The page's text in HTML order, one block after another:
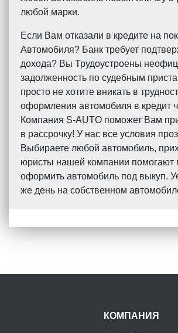
любой марки.
Если Вам отказали в кредите на
Автомобиля? Банк требует
дохода? Вы Трудоустроены
задолженность по судебным
просто не хотите вникать в
оформления автомобиля в кредит
Компания S-AUTO поможет Вам
в рассрочку! У нас все условия
Выбираете любой автомобиль,
юристы нашей компании помогают
оформить автомобиль под выкуп.
же день на собственном
КОМПАНИЯ